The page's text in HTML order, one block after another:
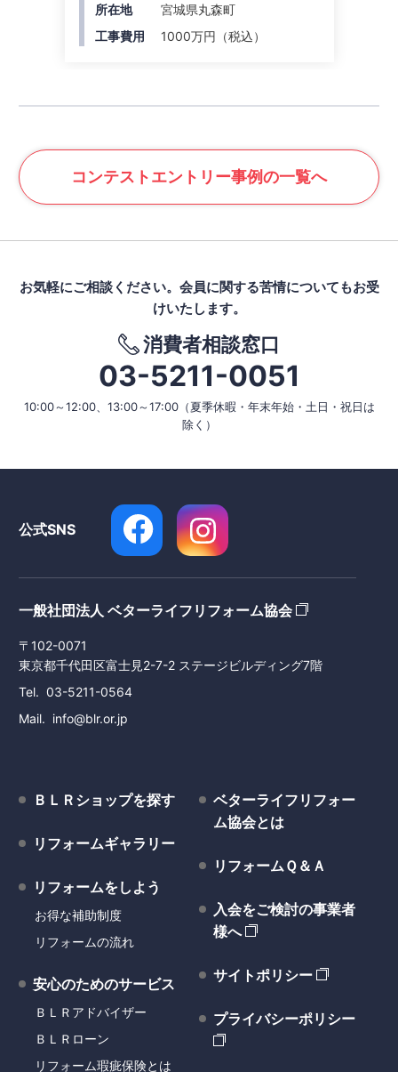
所在地
宮城県丸森町
工事費用
1000万円（税込）
コンテストエントリー事例の一覧へ
お気軽にご相談ください。 会員に関する苦情についてもお受
けいたします。
消費者相談窓口
03-5211-0051
10:00～12:00、13:00～17:00（夏季休暇・年末年始・土日・祝日は
除く）
公式SNS
一般社団法人 ベターライフリフォーム協会
〒102-0071
東京都千代田区富士見2-7-2 ステージビルディング7階
Tel
03-5211-0564
Mail
info@blr.or.jp
ＢＬＲショップを探す
リフォームギャラリー
リフォームをしよう
お得な補助制度
リフォームの流れ
安心のためのサービス
ＢＬＲアドバイザー
ＢＬＲローン
リフォーム瑕疵保険とは
ベターライフリフォー
ム協会とは
リフォームＱ＆Ａ
入会をご検討の事業者
様へ
サイトポリシー
プライバシーポリシー